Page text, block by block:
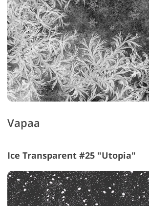
Vapaa
Ice Transparent #25 "Utopia"